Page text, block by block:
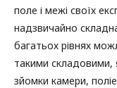
поле і межі своїх
надзвичайно
багатьох рівнях
такими складовими,
зйомки камери,